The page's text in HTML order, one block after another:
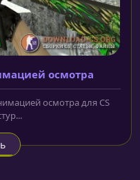
осмотра
осмотра для CS